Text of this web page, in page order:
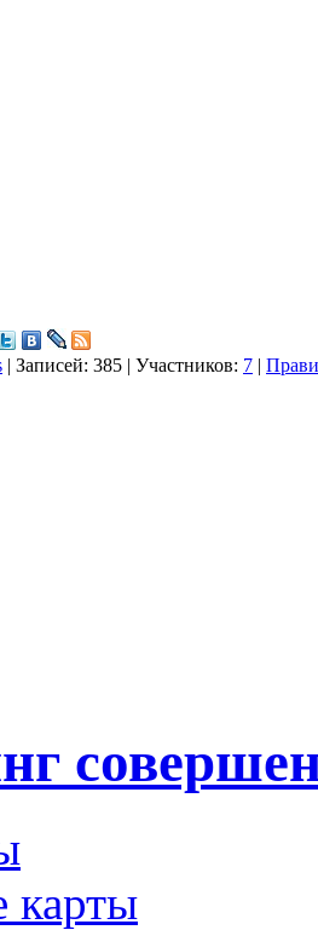
| Записей: 385 | Участников: 7 |
карты